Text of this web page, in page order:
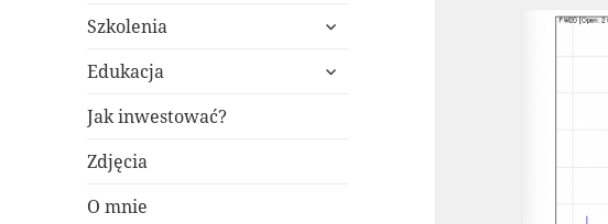
Szkolenia
rozwiń
potomne
Edukacja
rozwiń
Jak inwestować?
Zdjęcia
O mnie